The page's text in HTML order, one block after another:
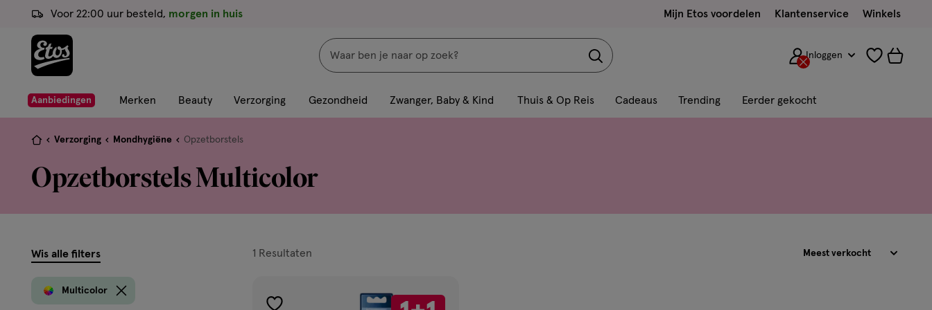
ga
de
hoofd
ga
naar
de
ga
naar
Voor 22:00 uur besteld, morgen in huis Mijn Etos voordelen Klantenservice Winkels
Zoeken
met
dit
Inloggen
Aanbiedingen Merken Beauty Verzorging Gezondheid Zwanger, Baby & Kind Thuis & Op Reis Cadeaus Trending Eerder gekocht
Je
hier:
Verzorging Mondhygiëne Opzetborstels
Opzetborstels Multicolor
filters
Wis alle filters
Multicolor
1 Resultaten
producten